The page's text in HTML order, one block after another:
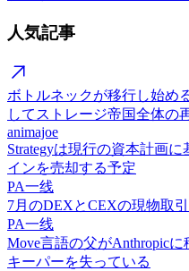
人気記事
ボトルネックが移行し始
してストレージ帝国全体の
animajoe
Strategyは現行の資本計画
インを売却する予定
PA一线
7月のDEXとCEXの現物取
PA一线
Move言語の父がAnthropic
キーパーを失っている